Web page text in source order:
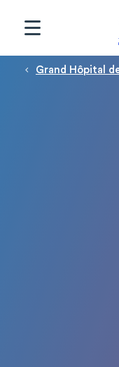
Fil d'Ariane
Grand Hôpital
Panneau de gestion